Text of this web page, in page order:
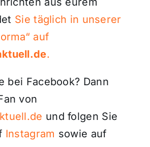
Sie täglich in unserer
auf
.
bei Facebook? Dann
von
und folgen Sie
Instagram sowie auf